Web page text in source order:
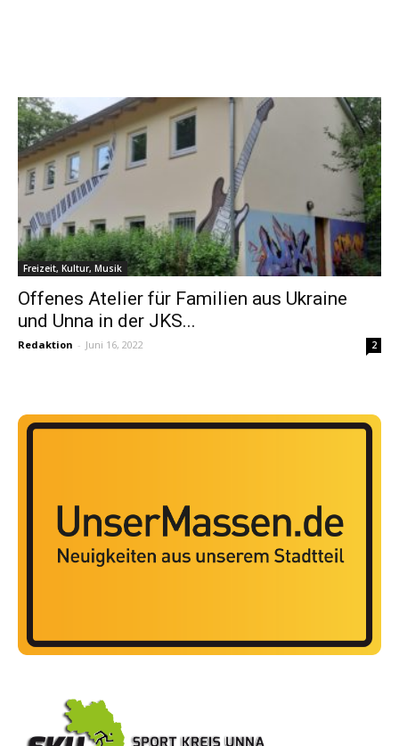
Freizeit, Kultur, Musik
Offenes Atelier für Familien aus Ukraine
und Unna in der JKS...
Redaktion - Juni 16, 2022 2